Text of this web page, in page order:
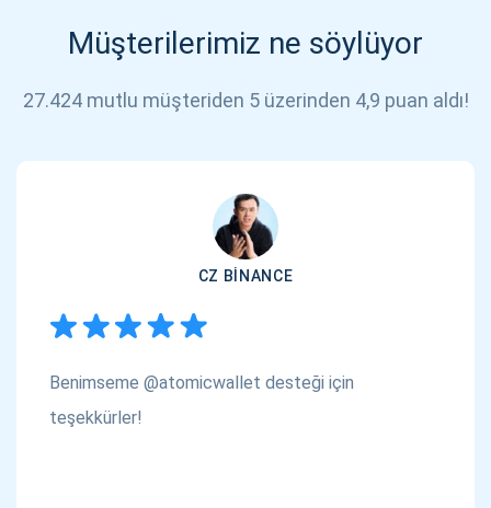
Müşterilerimiz ne söylüyor
27.424 mutlu müşteriden 5 üzerinden 4,9 puan aldı!
CZ BINANCE
Benimseme @atomicwallet desteği için
teşekkürler!